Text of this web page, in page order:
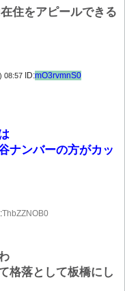
住をアピールできる
08:57 ID:mO3rvmnS0
ナンバーの方がカッ
ThbZZNOB0
格落として板橋にし